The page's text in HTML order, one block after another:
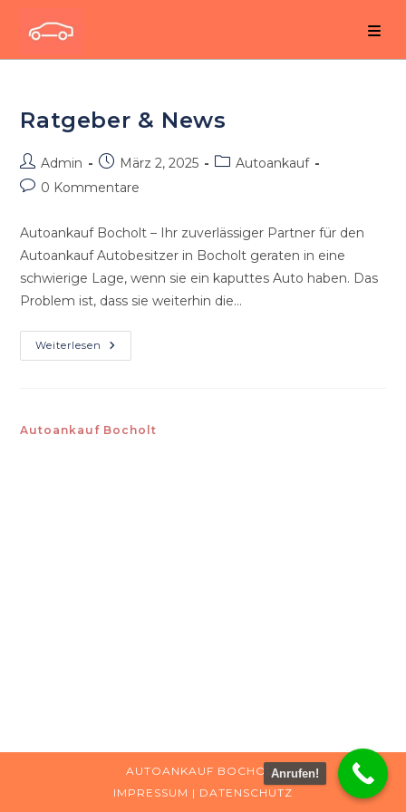
Inhalt
springen
Ratgeber & News
Beitrags-
Autor:
Admin
Beitrag
veröffentlicht:
März 2, 2025
Beitrags-
Autoankauf
Beitrags-
0 Kommentare
Autoankauf Bocholt – Ihr zuverlässiger Partner für den
Autoankauf Autobesitzer in Bocholt geraten in eine
schwierige Lage, wenn sie ein kaputtes Auto haben. Das
Problem ist, dass sie weiterhin die…
Weiterlesen Ratgeber
&
Autoankauf Bocholt
AUTOANKAUF BOCHOLT
IMPRESSUM | DATENSCHUTZ
Anrufen!